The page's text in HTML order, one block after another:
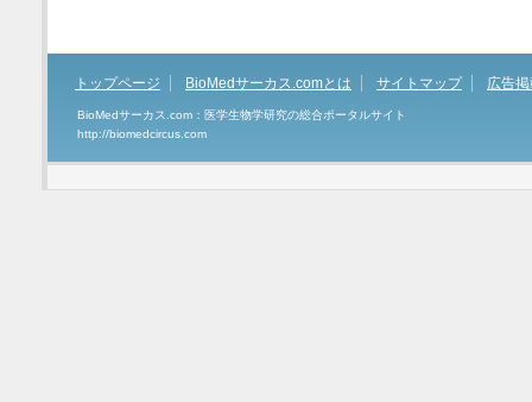
トップページ BioMedサーカス.comとは サイトマップ 広告
BioMedサーカス.com：医学生物学研究の総合ポータルサイト
http://biomedcircus.com